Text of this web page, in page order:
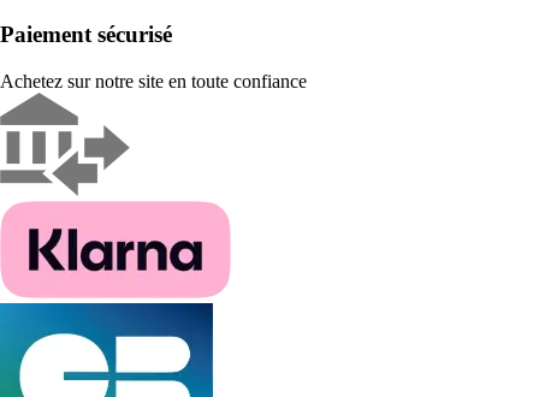
Paiement sécurisé
Achetez sur notre site en toute confiance